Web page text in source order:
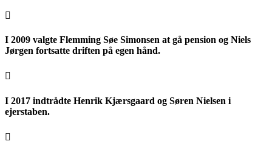

I 2009 valgte Flemming Søe Simonsen at gå pension og Niels
Jørgen fortsatte driften på egen hånd.

I 2017 indtrådte Henrik Kjærsgaard og Søren Nielsen i
ejerstaben.
